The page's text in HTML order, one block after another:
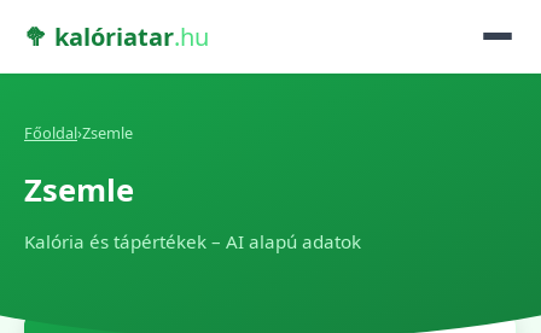
🥦 kalóriatar.hu
Főoldal›Zsemle
Zsemle
Kalória és tápértékek – AI alapú adatok